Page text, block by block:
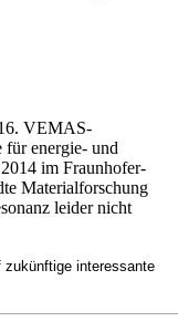
VEMAS-
energie- und
im Fraunhofer-
Materialforschung
leider nicht
zukünftige interessante